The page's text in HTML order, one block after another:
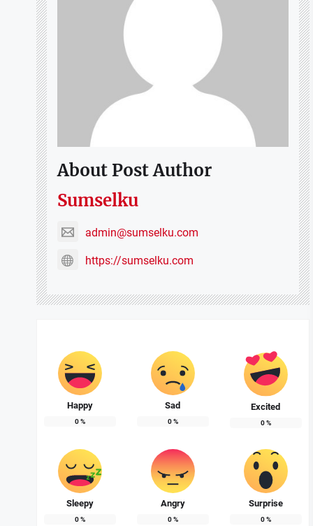
About Post Author
Sumselku
admin@sumselku.com
https://sumselku.com
Happy
0%
Sad
0%
Excited
0%
Sleepy
0%
Angry
0%
Surprise
0%